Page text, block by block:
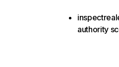
authority